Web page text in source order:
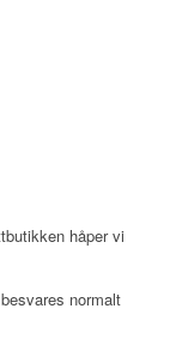
håper vi
normalt